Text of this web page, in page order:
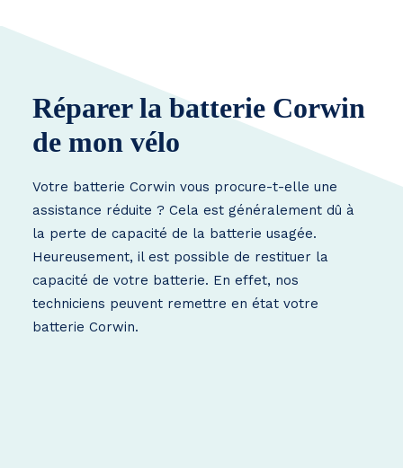
Réparer la batterie Corwin
de mon vélo
Votre batterie Corwin vous procure-t-elle une
assistance réduite ? Cela est généralement dû à
la perte de capacité de la batterie usagée.
Heureusement, il est possible de restituer la
capacité de votre batterie. En effet, nos
techniciens peuvent remettre en état votre
batterie Corwin.